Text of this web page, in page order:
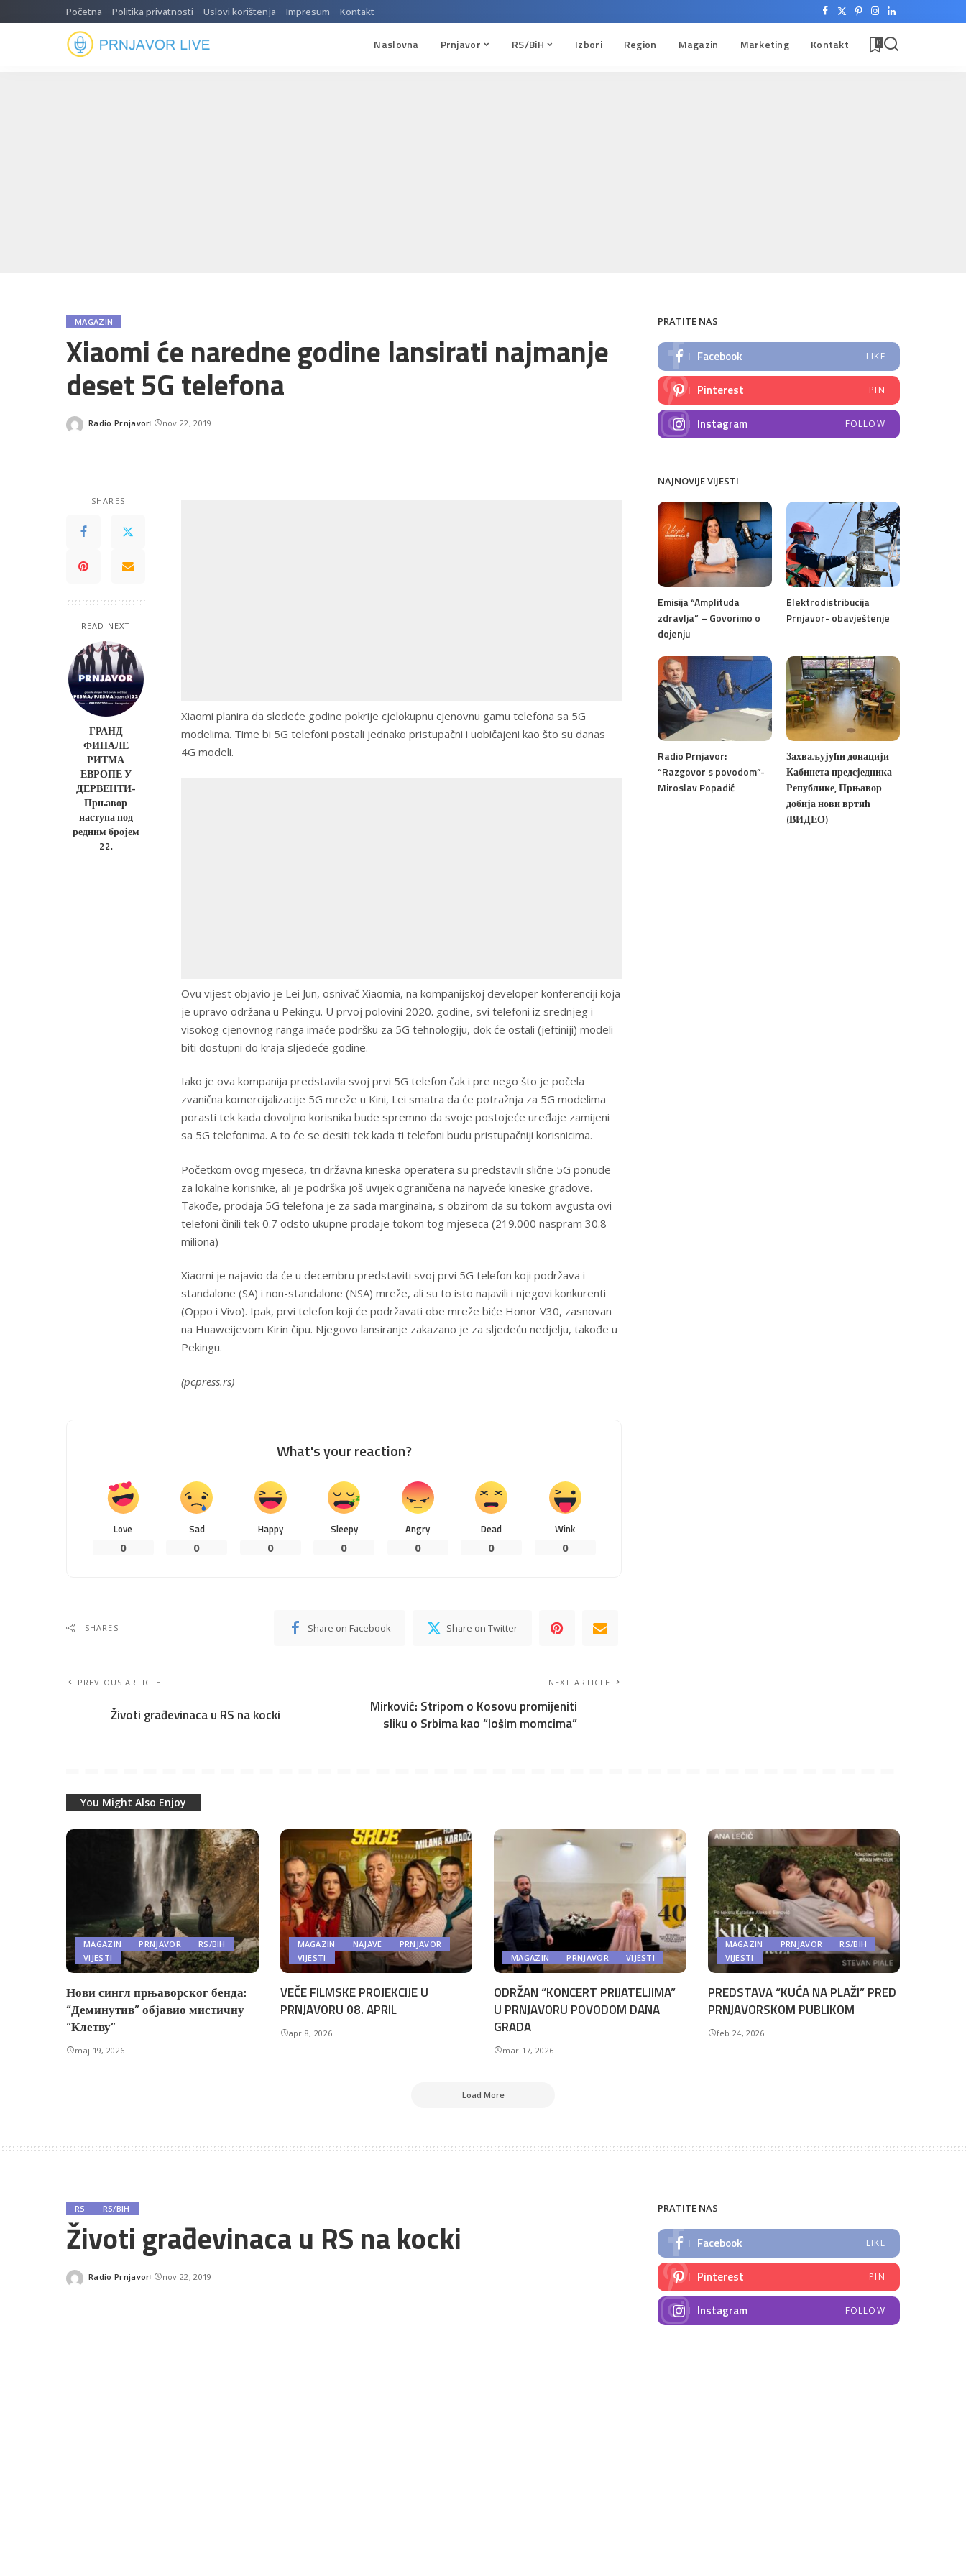
Početna Politika privatnosti Uslovi korištenja Impresum Kontakt
Naslovna Prnjavor RS/BiH Izbori Region Magazin Marketing Kontakt 0
MAGAZIN
Xiaomi će naredne godine lansirati najmanje
deset 5G telefona
Posted
Radio Prnjavor nov 22, 2019
SHARES
READ NEXT
ГРАНД
ФИНАЛЕ
РИТМА
ЕВРОПЕ У
ДЕРВЕНТИ-
Прњавор
наступа под
редним бројем
22.
Xiaomi planira da sledeće godine pokrije cjelokupnu cjenovnu gamu telefona sa 5G
modelima. Time bi 5G telefoni postali jednako pristupačni i uobičajeni kao što su danas
4G modeli.
Ovu vijest objavio je Lei Jun, osnivač Xiaomia, na kompanijskoj developer konferenciji koja
je upravo održana u Pekingu. U prvoj polovini 2020. godine, svi telefoni iz srednjeg i
visokog cjenovnog ranga imaće podršku za 5G tehnologiju, dok će ostali (jeftiniji) modeli
biti dostupni do kraja sljedeće godine.
Iako je ova kompanija predstavila svoj prvi 5G telefon čak i pre nego što je počela
zvanična komercijalizacije 5G mreže u Kini, Lei smatra da će potražnja za 5G modelima
porasti tek kada dovoljno korisnika bude spremno da svoje postojeće uređaje zamijeni
sa 5G telefonima. A to će se desiti tek kada ti telefoni budu pristupačniji korisnicima.
Početkom ovog mjeseca, tri državna kineska operatera su predstavili slične 5G ponude
za lokalne korisnike, ali je podrška još uvijek ograničena na najveće kineske gradove.
Takođe, prodaja 5G telefona je za sada marginalna, s obzirom da su tokom avgusta ovi
telefoni činili tek 0.7 odsto ukupne prodaje tokom tog mjeseca (219.000 naspram 30.8
miliona)
Xiaomi je najavio da će u decembru predstaviti svoj prvi 5G telefon koji podržava i
standalone (SA) i non-standalone (NSA) mreže, ali su to isto najavili i njegovi konkurenti
(Oppo i Vivo). Ipak, prvi telefon koji će podržavati obe mreže biće Honor V30, zasnovan
na Huaweijevom Kirin čipu. Njegovo lansiranje zakazano je za sljedeću nedjelju, takođe u
Pekingu.
(pcpress.rs)
What's your reaction?
Love
0
Sad
0
Happy
0
Sleepy
0
Angry
0
Dead
0
Wink
0
SHARES Share on Facebook Share on Twitter
PREVIOUS ARTICLE
Životi građevinaca u RS na kocki
NEXT ARTICLE
Mirković: Stripom o Kosovu promijeniti
sliku o Srbima kao “lošim momcima”
PRATITE NAS
Facebook LIKE
Pinterest PIN
Instagram FOLLOW
NAJNOVIJE VIJESTI
Emisija “Amplituda
zdravlja” – Govorimo o
dojenju
Elektrodistribucija
Prnjavor- obavještenje
Radio Prnjavor:
“Razgovor s povodom”-
Miroslav Popadić
Захваљујући донацији
Кабинета предсједника
Републике, Прњавор
добија нови вртић
(ВИДЕО)
You Might Also Enjoy
MAGAZIN PRNJAVOR
RS/BIH
VIJESTI
Нови сингл прњаворског бенда:
“Деминутив” објавио мистичну
“Клетву”
maj 19, 2026
MAGAZIN NAJAVE
PRNJAVOR
VIJESTI
VEČE FILMSKE PROJEKCIJE U
PRNJAVORU 08. APRIL
apr 8, 2026
MAGAZIN PRNJAVOR VIJESTI
ODRŽAN “KONCERT PRIJATELJIMA”
U PRNJAVORU POVODOM DANA
GRADA
mar 17, 2026
MAGAZIN PRNJAVOR
RS/BIH
VIJESTI
PREDSTAVA “KUĆA NA PLAŽI” PRED
PRNJAVORSKOM PUBLIKOM
feb 24, 2026
Load More
RS RS/BIH
Životi građevinaca u RS na kocki
Posted
Radio Prnjavor nov 22, 2019
PRATITE NAS
Facebook LIKE
Pinterest PIN
Instagram FOLLOW